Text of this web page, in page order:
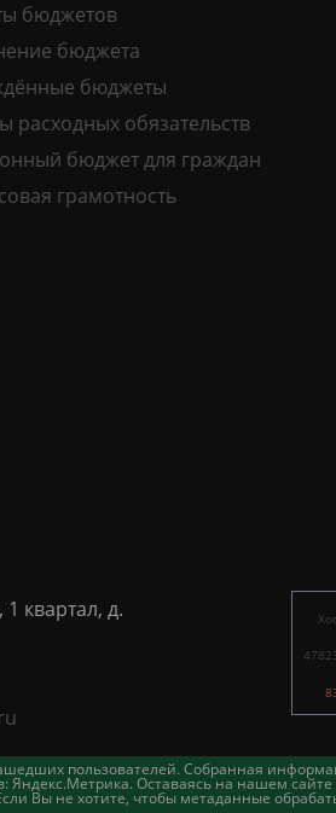
пользователей. Собранная
Яндекс.Метрика. Оставаясь на нашем
Вы не хотите, чтобы метаданные
бюджетов
бюджета
бюджеты
расходных обязательств
бюджет для граждан
грамотность
квартал, д.